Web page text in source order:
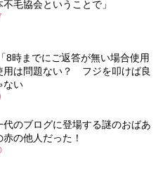
毛協会ということで」
8時までにご返答が無い場合使用
は問題ない？ フジを叩けば良
ない
代のブログに登場する謎のおばあ
の他人だった！